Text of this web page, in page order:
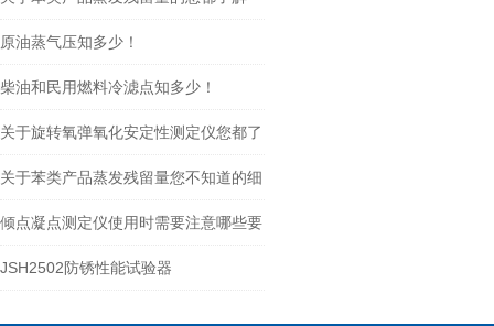
吗？
原油蒸气压知多少！
柴油和民用燃料冷滤点知多少！
关于旋转氧弹氧化安定性测定仪您都了
解吗？
关于苯类产品蒸发残留量您不知道的细
节
倾点凝点测定仪使用时需要注意哪些要
点？
JSH2502防锈性能试验器